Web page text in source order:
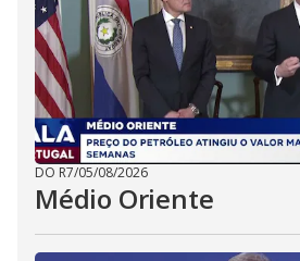
DO R7/05/08/2026
Médio Oriente